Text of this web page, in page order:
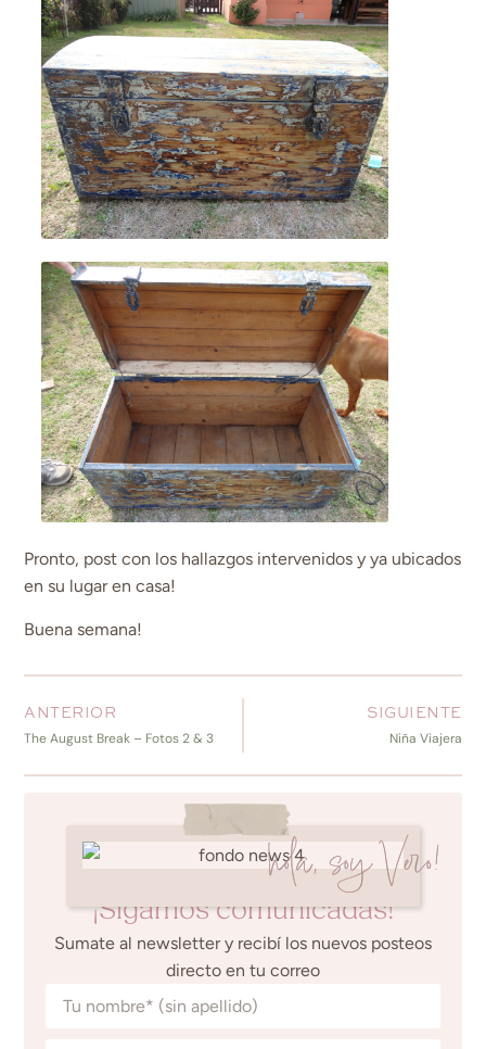
Pronto, post con los hallazgos intervenidos y ya ubicados
en su lugar en casa!
Buena semana!
ANTERIOR
The August Break – Fotos 2 & 3
SIGUIENTE
Niña Viajera
hola, soy Vero!
¡Sigamos comunicadas!
Sumate al newsletter y recibí los nuevos posteos
directo en tu correo